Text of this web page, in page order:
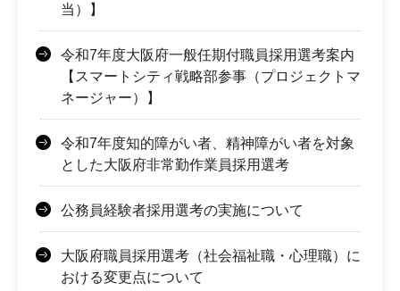
当）】
令和7年度大阪府一般任期付職員採用選考案内
【スマートシティ戦略部参事（プロジェクトマ
ネージャー）】
令和7年度知的障がい者、精神障がい者を対象
とした大阪府非常勤作業員採用選考
公務員経験者採用選考の実施について
大阪府職員採用選考（社会福祉職・心理職）に
おける変更点について